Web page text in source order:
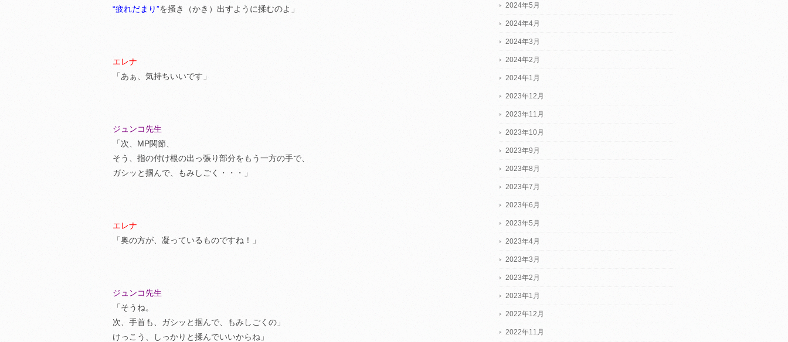
“疲れだまり”を掻き（かき）出すように揉むのよ」
エレナ
「あぁ、気持ちいいです」
ジュンコ先生
「次、MP関節、
そう、指の付け根の出っ張り部分をもう一方の手で、
ガシッと掴んで、もみしごく・・・」
エレナ
「奥の方が、凝っているものですね！」
ジュンコ先生
「そうね。
次、手首も、ガシッと掴んで、もみしごくの」
けっこう、しっかりと揉んでいいからね」
2024年5月
2024年4月
2024年3月
2024年2月
2024年1月
2023年12月
2023年11月
2023年10月
2023年9月
2023年8月
2023年7月
2023年6月
2023年5月
2023年4月
2023年3月
2023年2月
2023年1月
2022年12月
2022年11月